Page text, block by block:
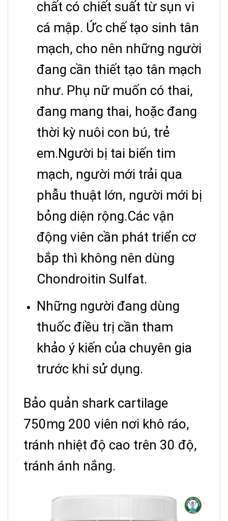
chất có chiết suất từ sụn vi
cá mập. Ức chế tạo sinh tân
mạch, cho nên những người
đang cần thiết tạo tân mạch
như. Phụ nữ muốn có thai,
đang mang thai, hoặc đang
thời kỳ nuôi con bú, trẻ
em.Người bị tai biến tim
mạch, người mới trải qua
phẫu thuật lớn, người mới bị
bỏng diện rộng.Các vận
động viên cần phát triển cơ
bắp thì không nên dùng
Chondroitin Sulfat.
Những người đang dùng
thuốc điều trị cần tham
khảo ý kiến của chuyên gia
trước khi sử dụng.
Bảo quản shark cartilage
750mg 200 viên nơi khô ráo,
tránh nhiệt độ cao trên 30 độ,
tránh ánh nắng.